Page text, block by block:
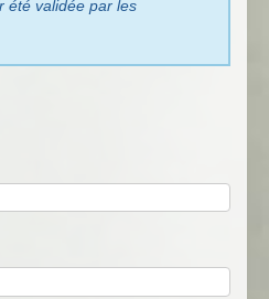
été validée par les